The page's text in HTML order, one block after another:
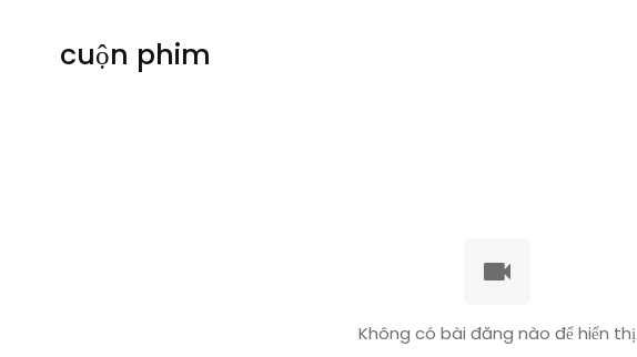
cuộn phim
Không có bài đăng nào để hiển thị